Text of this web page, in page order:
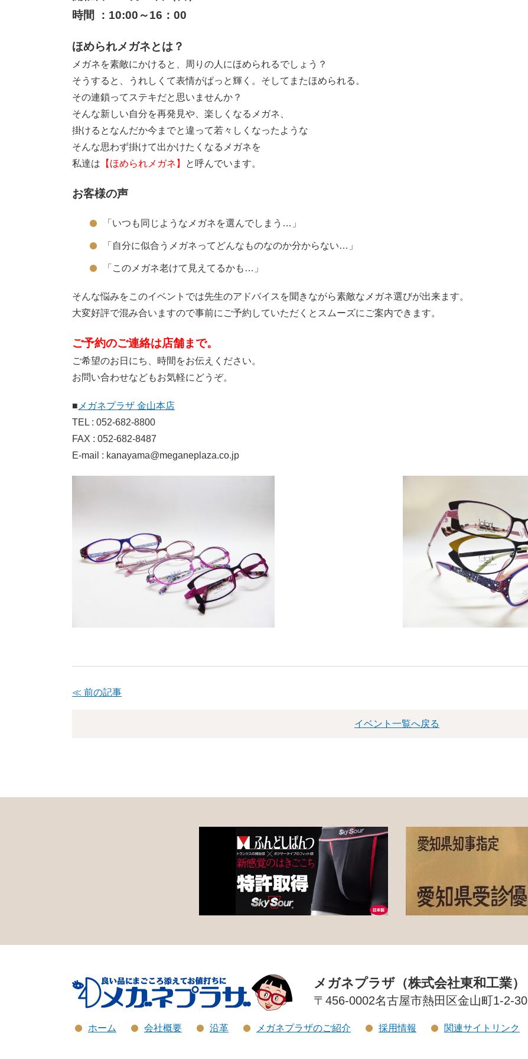
時間 ：10:00～16：00
ほめられメガネとは？
メガネを素敵にかけると、周りの人にほめられるでしょう？
そうすると、うれしくて表情がぱっと輝く。そしてまたほめられる。
その連鎖ってステキだと思いませんか？
そんな新しい自分を再発見や、楽しくなるメガネ、
掛けるとなんだか今までと違って若々しくなったような
そんな思わず掛けて出かけたくなるメガネを
私達は 【ほめられメガネ】 と呼んでいます。
お客様の声
「いつも同じようなメガネを選んでしまう…」
「自分に似合うメガネってどんなものなのか分からない…」
「このメガネ老けて見えてるかも…」
そんな悩みをこのイベントでは先生のアドバイスを聞きながら素敵なメガネ選びが出来ます。
大変好評で混み合いますので事前にご予約していただくとスムーズにご案内できます。
ご予約のご連絡は店舗まで。
ご希望のお日にち、時間をお伝えください。
お問い合わせなどもお気軽にどうぞ。
■ メガネプラザ 金山本店
TEL : 052-682-8800
FAX : 052-682-8487
E-mail : kanayama@meganeplaza.co.jp
≪ 前の記事
イベント一覧へ戻る
メガネプラザ（株式会社東和工業）
〒456-0002名古屋市熱田区金山町1-2-30
ホーム 会社概要 沿革 メガネプラザのご紹介 採用情報 関連サイトリンク